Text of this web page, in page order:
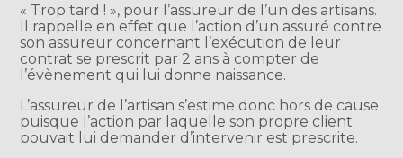
« Trop tard ! », pour l’assureur de l’un des artisans.
Il rappelle en effet que l’action d’un assuré contre
son assureur concernant l’exécution de leur
contrat se prescrit par 2 ans à compter de
l’évènement qui lui donne naissance.
L’assureur de l’artisan s’estime donc hors de cause
puisque l’action par laquelle son propre client
pouvait lui demander d’intervenir est prescrite.